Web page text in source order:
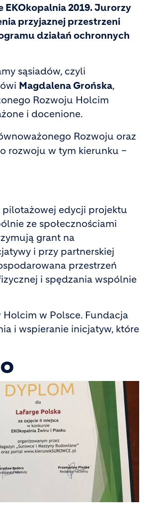
EKOkopalnia 2019. Jurorzy
przyjaznej przestrzeni
działań ochronnych
sąsiadów, czyli
Magdalena Grońska,
Rozwoju Holcim
i docenione.
Rozwoju oraz
rozwoju w tym kierunku –
pilotażowej edycji projektu
ze społecznościami
grant na
i przy partnerskiej
przestrzeń
i spędzania wspólnie
Holcim w Polsce. Fundacja
i wspieranie inicjatyw, które